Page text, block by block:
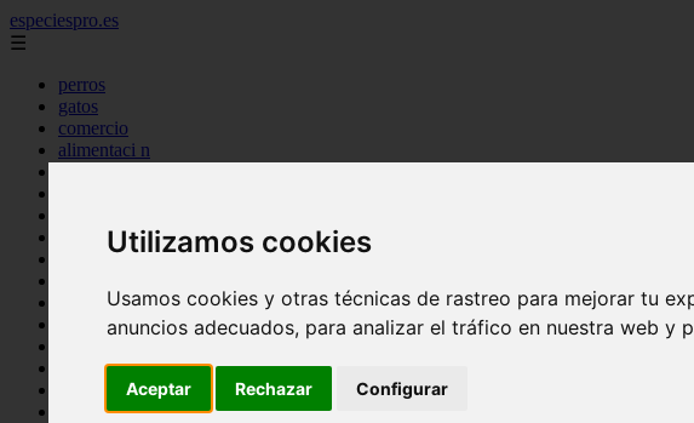
Utilizamos cookies
Usamos cookies y otras técnicas de rastreo para mejorar tu
anuncios adecuados, para analizar el tráfico en nuestra web y
Aceptar Rechazar Configurar
especiespro.es
☰
perros
gatos
comercio
alimentaci n
tenencia responsable
marketing
peque os mam feros
legislaci n